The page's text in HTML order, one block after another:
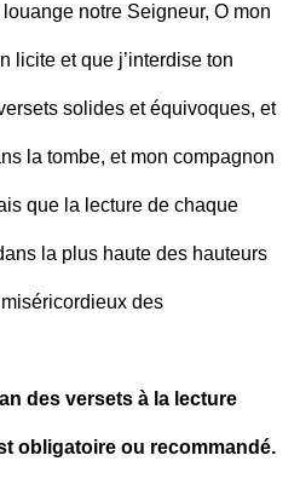
notre Seigneur, O mon
licite et que j’interdise ton
solides et équivoques, et
la tombe, et mon compagnon
que la lecture de chaque
la plus haute des hauteurs
des
des versets à la lecture
obligatoire ou recommandé.